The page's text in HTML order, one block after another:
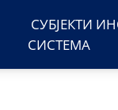
СУБЈЕКТИ
СИСТЕМА